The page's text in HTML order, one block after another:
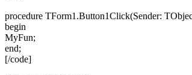
procedure TForm1.Button1Click(Sender:
begin
MyFun;
end;
[/code]